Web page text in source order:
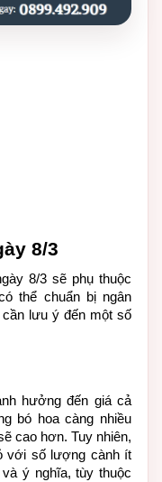
8/3
8/3 sẽ phụ thuộc
thể chuẩn bị ngân
lưu ý đến một số
hưởng đến giá cả
bó hoa càng nhiều
cao hơn. Tuy nhiên,
với số lượng cành ít
ý nghĩa, tùy thuộc